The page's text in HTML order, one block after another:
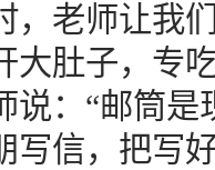
老师让我们
大肚子，专
：“邮筒是
写信，把写